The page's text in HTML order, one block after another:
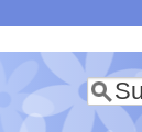
zum
Inhalt
Suche